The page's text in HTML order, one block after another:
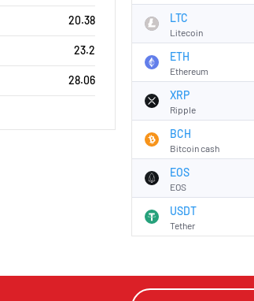
20.38
23.2
28.06
LTC
Litecoin
ETH
Ethereum
XRP
Ripple
BCH
Bitcoin cash
EOS
EOS
USDT
Tether